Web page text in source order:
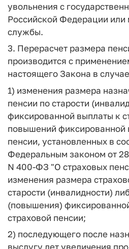
увольнения с
Российской Федерации или
службы.
3. Перерасчет размера
производится с
настоящего Закона в
1) изменения размера
пенсии по старости
фиксированной выплаты к
повышений фиксированной
пенсии, установленных в
Федеральным законом от
N 400-ФЗ "О страховых
изменения размера
старости (инвалидности)
(повышения)
страховой пенсии;
2) последующего после
выслугу лет увеличения